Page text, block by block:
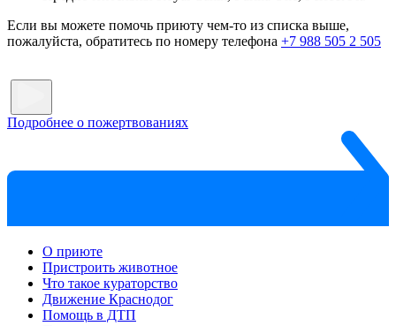
Если вы можете помочь приюту чем-то из списка выше,
пожалуйста, обратитесь по номеру телефона +7 988 505 2 505
Подробнее о пожертвованиях
О приюте
Пристроить животное
Что такое кураторство
Движение Краснодог
Помощь в ДТП